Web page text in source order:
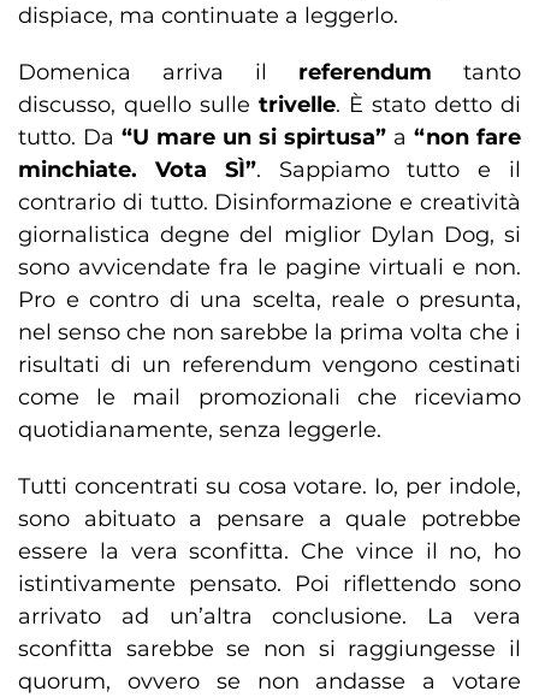
dispiace, ma continuate a leggerlo.
Domenica arriva il referendum tanto
discusso, quello sulle trivelle. È stato detto di
tutto. Da “U mare un si spirtusa” a “non fare
minchiate. Vota SÌ”. Sappiamo tutto e il
contrario di tutto. Disinformazione e creatività
giornalistica degne del miglior Dylan Dog, si
sono avvicendate fra le pagine virtuali e non.
Pro e contro di una scelta, reale o presunta,
nel senso che non sarebbe la prima volta che i
risultati di un referendum vengono cestinati
come le mail promozionali che riceviamo
quotidianamente, senza leggerle.
Tutti concentrati su cosa votare. Io, per indole,
sono abituato a pensare a quale potrebbe
essere la vera sconfitta. Che vince il no, ho
istintivamente pensato. Poi riflettendo sono
arrivato ad un’altra conclusione. La vera
sconfitta sarebbe se non si raggiungesse il
quorum, ovvero se non andasse a votare